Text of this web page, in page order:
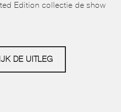
Edition collectie de show
DE UITLEG